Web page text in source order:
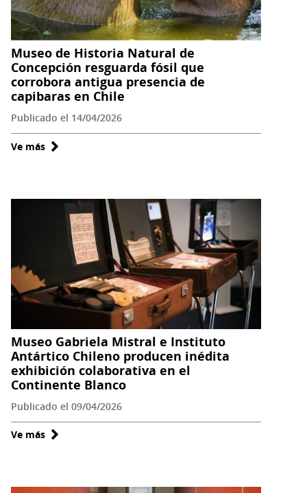
makuñ/poncho
en
el
S.
XVIII
y
XIX
Museo de Historia Natural de
Concepción resguarda fósil que
corrobora antigua presencia de
capibaras en Chile
Publicado el 14/04/2026
Ve más sobre
Historia
Natural
Concepción
resguarda
fósil
que
antigua
presencia
de
capibaras
en
Chile
Museo Gabriela Mistral e Instituto
Antártico Chileno producen inédita
exhibición colaborativa en el
Continente Blanco
Publicado el 09/04/2026
Ve más sobre
Mistral